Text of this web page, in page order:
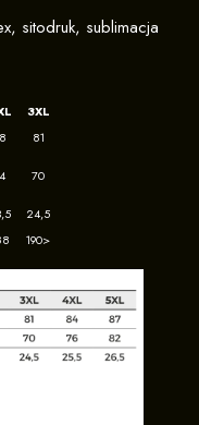
sitodruk, sublimacja
3XL
81
70
24,5
190>